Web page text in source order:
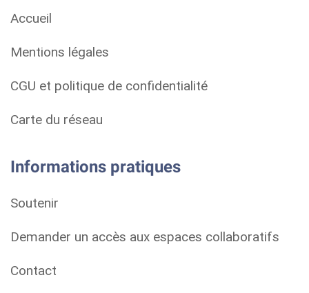
Accueil
Mentions légales
CGU et politique de confidentialité
Carte du réseau
Informations pratiques
Soutenir
Demander un accès aux espaces collaboratifs
Contact